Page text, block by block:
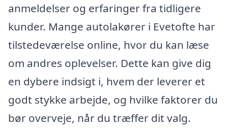
anmeldelser og erfaringer fra tidligere
kunder. Mange autolakører i Evetofte har
tilstedeværelse online, hvor du kan læse
om andres oplevelser. Dette kan give dig
en dybere indsigt i, hvem der leverer et
godt stykke arbejde, og hvilke faktorer du
bør overveje, når du træffer dit valg.